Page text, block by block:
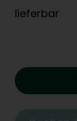
lieferbar